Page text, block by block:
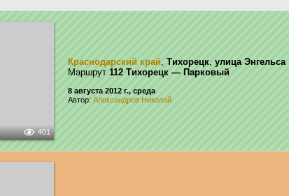
401
Краснодарский край, Тихорецк, улица Энгельса
Маршрут 112 Тихорецк — Парковый
8 августа 2012 г., среда
Автор: Александров Николай